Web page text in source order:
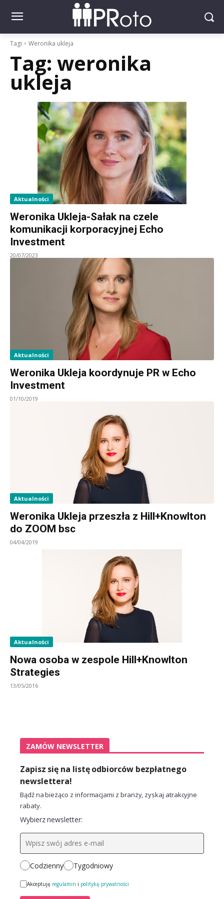
Tagi Weronika ukleja
Tag: weronika
ukleja
Aktualności
Weronika Ukleja-Sałak na czele
komunikacji korporacyjnej Echo
Investment
20/07/2023
Aktualności
Weronika Ukleja koordynuje PR w Echo
Investment
01/10/2019
Aktualności
Weronika Ukleja przeszła z Hill+Knowlton
do ZOOM bsc
04/04/2019
Aktualności
Nowa osoba w zespole Hill+Knowlton
Strategies
13/05/2016
ZAMÓW NEWSLETTER
Zapisz się na listę odbiorców bezpłatnego
newslettera!
Bądź na bieżąco z informacjami z branży, zyskaj atrakcyjne
rabaty.
Wybierz newsletter:
Codzienny Tygodniowy
Akceptuję regulamin i politykę prywatności